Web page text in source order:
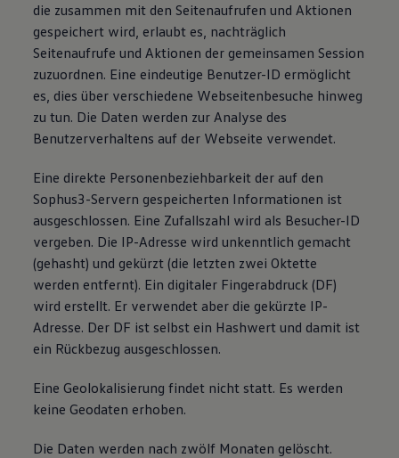
die zusammen mit den Seitenaufrufen und Aktionen
gespeichert wird, erlaubt es, nachträglich
Seitenaufrufe und Aktionen der gemeinsamen Session
zuzuordnen. Eine eindeutige Benutzer-ID ermöglicht
es, dies über verschiedene Webseitenbesuche hinweg
zu tun. Die Daten werden zur Analyse des
Benutzerverhaltens auf der Webseite verwendet.
Eine direkte Personenbeziehbarkeit der auf den
Sophus3-Servern gespeicherten Informationen ist
ausgeschlossen. Eine Zufallszahl wird als Besucher-ID
vergeben. Die IP-Adresse wird unkenntlich gemacht
(gehasht) und gekürzt (die letzten zwei Oktette
werden entfernt). Ein digitaler Fingerabdruck (DF)
wird erstellt. Er verwendet aber die gekürzte IP-
Adresse. Der DF ist selbst ein Hashwert und damit ist
ein Rückbezug ausgeschlossen.
Eine Geolokalisierung findet nicht statt. Es werden
keine Geodaten erhoben.
Die Daten werden nach zwölf Monaten gelöscht.